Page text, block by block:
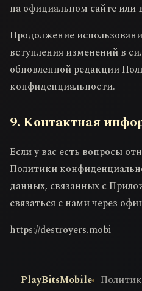
на официальном сайте или
Продолжение
вступления изменений в
обновленной редакции
конфиденциальности.
9. Контактная
Если у вас есть вопросы
Политики
данных, связанных с
связаться с нами через
https://destroyers.mobi
PlayBitsMobile